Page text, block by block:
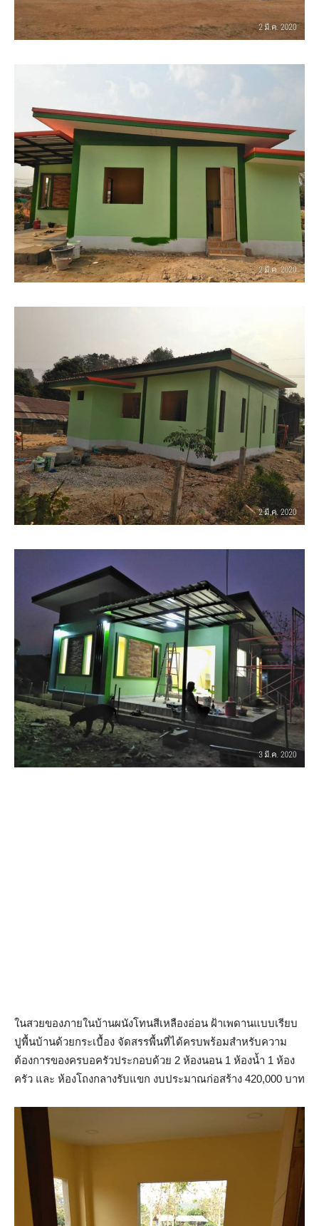
ในสวยของภายในบ้านผนังโทนสีเหลืองอ่อน ฝ้าเพดานแบบเรียบ
ปูพื้นบ้านด้วยกระเบื้อง จัดสรรพื้นที่ได้ครบพร้อมสำหรับความ
ต้องการของครบอครัวประกอบด้วย 2 ห้องนอน 1 ห้องน้ำ 1 ห้อง
ครัว และ ห้องโถงกลางรับแขก งบประมาณก่อสร้าง 420,000 บาท